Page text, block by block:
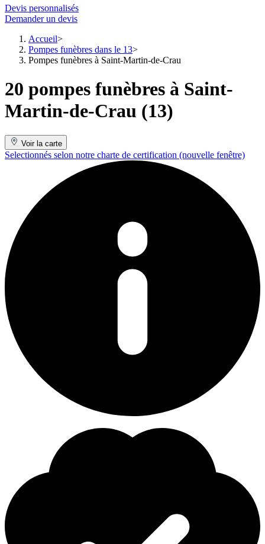
Devis personnalisés
Demander un devis
Accueil
Pompes funèbres dans le 13
Pompes funèbres à Saint-Martin-de-Crau
20 pompes funèbres à Saint-
Martin-de-Crau (13)
Voir la carte
Selectionnés selon notre charte de certification (nouvelle fenêtre)